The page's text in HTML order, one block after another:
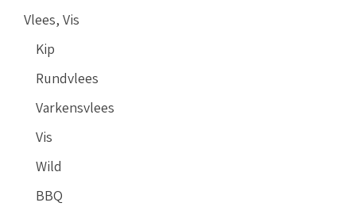
Vlees, Vis
Kip
Rundvlees
Varkensvlees
Vis
Wild
BBQ